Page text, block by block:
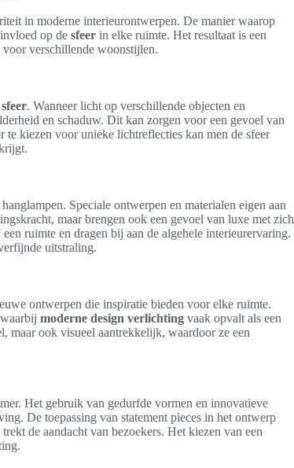
in moderne interieurontwerpen. De manier waarop
op de sfeer in elke ruimte. Het resultaat is een
verschillende woonstijlen.
sfeer. Wanneer licht op verschillende objecten en
en schaduw. Dit kan zorgen voor een gevoel van
kiezen voor unieke lichtreflecties kan men de sfeer
Speciale ontwerpen en materialen eigen aan
maar brengen ook een gevoel van luxe met zich
ruimte en dragen bij aan de algehele interieurervaring.
uitstraling.
ontwerpen die inspiratie bieden voor elke ruimte.
moderne design verlichting vaak opvalt als een
maar ook visueel aantrekkelijk, waardoor ze een
Het gebruik van gedurfde vormen en innovatieve
De toepassing van statement pieces in het ontwerp
de aandacht van bezoekers. Het kiezen van een